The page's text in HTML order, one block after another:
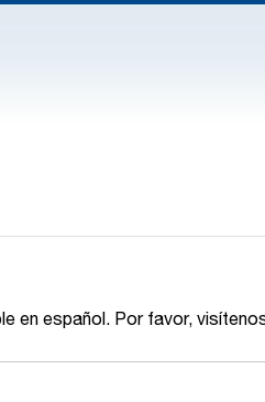
en español. Por favor,